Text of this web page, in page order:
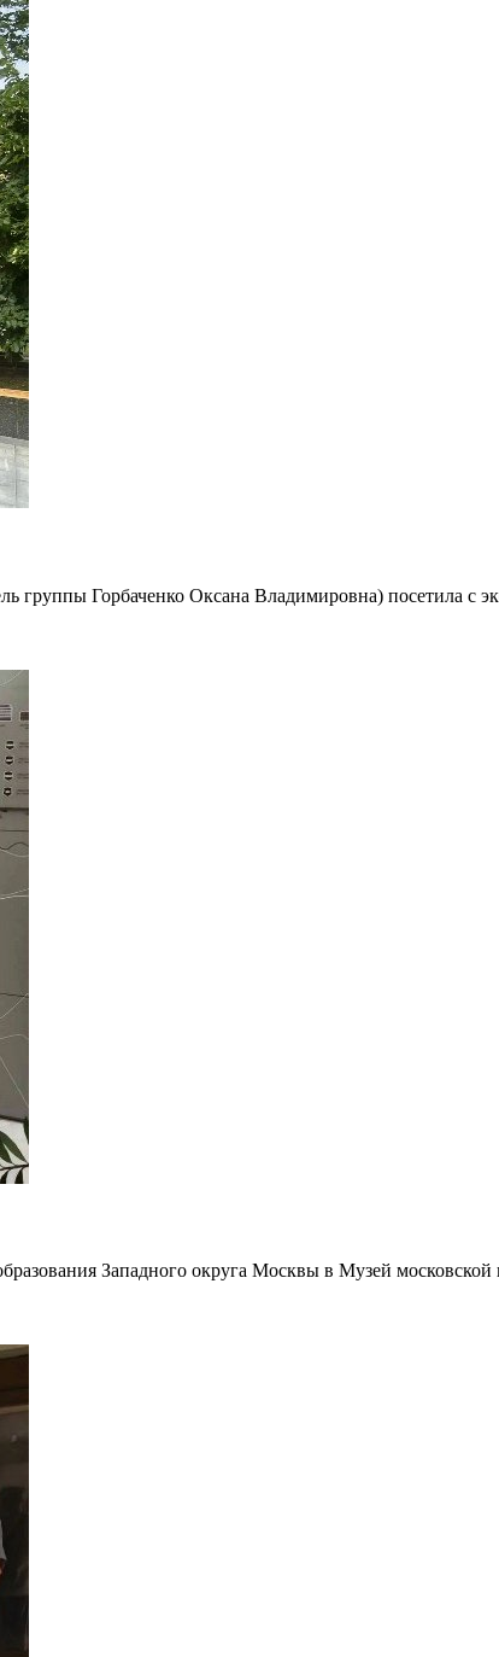
группы Горбаченко Оксана Владимировна) посетила с
Западного округа Москвы в Музей